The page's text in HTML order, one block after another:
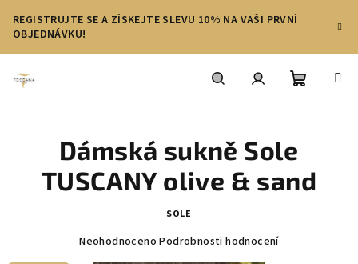
obsah
REGISTRUJTE SE A ZÍSKEJTE SLEVU 10% NA VAŠI PRVNÍ
OBJEDNÁVKU!
košík
Dámská sukně Sole
TUSCANY olive & sand
SOLE
Neohodnoceno Podrobnosti hodnocení